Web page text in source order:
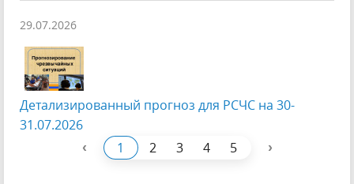
29.07.2026
Детализированный прогноз для РСЧС на 30-
31.07.2026
‹ 1 2 3 4 5 ›